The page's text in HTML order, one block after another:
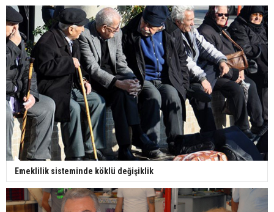
Emeklilik sisteminde köklü değişiklik